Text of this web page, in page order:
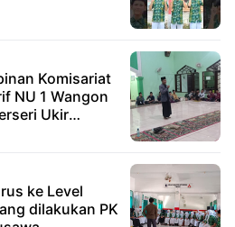
Komisariat
NU 1 Wangon
Ukir
ke Level
dilakukan PK